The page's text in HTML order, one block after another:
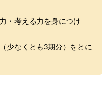
・考える力を身につけ
少なくとも3期分）をとに